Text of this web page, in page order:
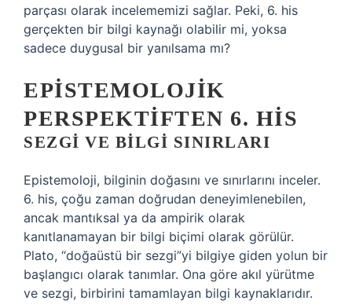
parçası olarak incelememizi sağlar. Peki, 6. his
gerçekten bir bilgi kaynağı olabilir mi, yoksa
sadece duygusal bir yanılsama mı?
EPISTEMOLOJIK
PERSPEKTIFTEN 6. HIS
SEZGI VE BILGI SINIRLARI
Epistemoloji, bilginin doğasını ve sınırlarını inceler.
6. his, çoğu zaman doğrudan deneyimlenebilen,
ancak mantıksal ya da ampirik olarak
kanıtlanamayan bir bilgi biçimi olarak görülür.
Plato, “doğaüstü bir sezgi”yi bilgiye giden yolun bir
başlangıcı olarak tanımlar. Ona göre akıl yürütme
ve sezgi, birbirini tamamlayan bilgi kaynaklarıdır.